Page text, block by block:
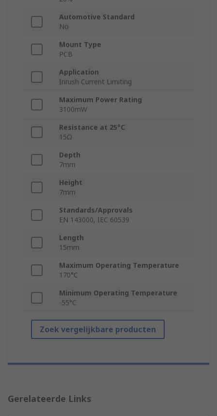
Automotive Standard
No
Mount Type
PCB
Application
Inrush Current Limiting
Maximum Power Rating
3100mW
Resistance at 25°C
15Ω
Depth
7mm
Height
7mm
Standards/Approvals
EN 143000, IEC 60539
Length
15mm
Maximum Operating Temperature
170°C
Minimum Operating Temperature
-55°C
Zoek vergelijkbare producten
Gerelateerde Links